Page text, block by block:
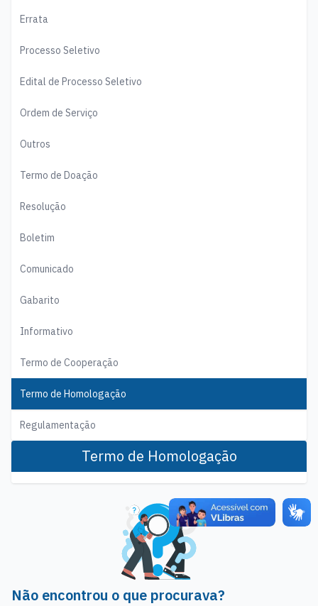
Errata
Processo Seletivo
Edital de Processo Seletivo
Ordem de Serviço
Outros
Termo de Doação
Resolução
Boletim
Comunicado
Gabarito
Informativo
Termo de Cooperação
Termo de Homologação
Regulamentação
Termo de Homologação
Não encontrou o que procurava?